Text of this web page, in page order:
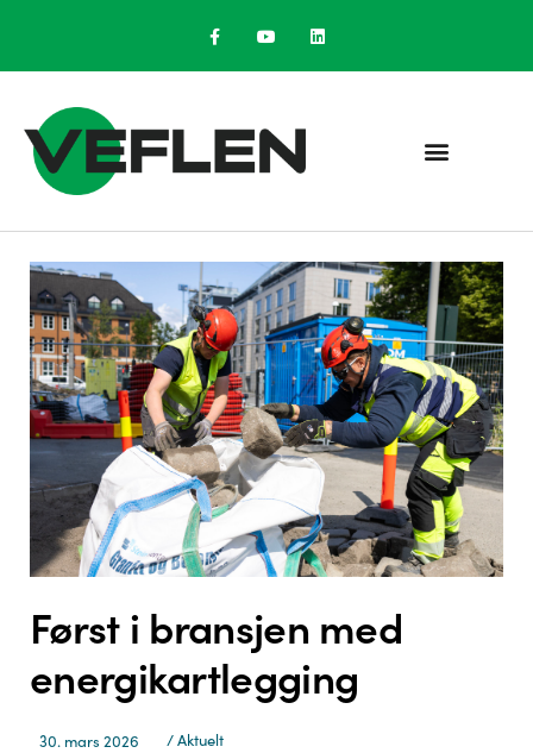
Først i bransjen med
energikartlegging
30. mars 2026 /Aktuelt